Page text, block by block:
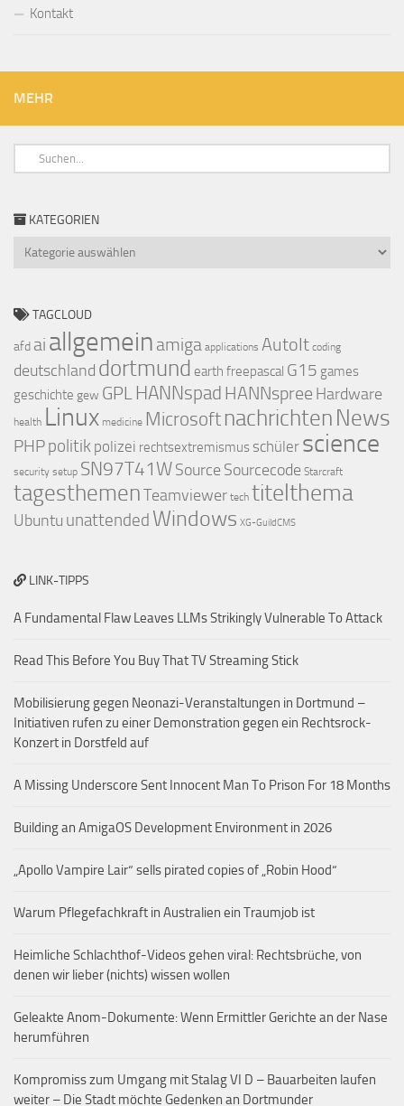
Kontakt
MEHR
KATEGORIEN
TAGCLOUD
afd ai allgemein amiga applications AutoIt coding
deutschland dortmund earth freepascal G15 games
geschichte gew GPL HANNspad HANNspree Hardware
health Linux medicine Microsoft nachrichten News
PHPpolitik polizei rechtsextremismus schüler science
security setup SN97T41WSource Sourcecode Starcraft
tagesthemenTeamviewer tech titelthema
Ubuntu unattended Windows XG-GuildCMS
LINK-TIPPS
A Fundamental Flaw Leaves LLMs Strikingly Vulnerable To Attack
Read This Before You Buy That TV Streaming Stick
Mobilisierung gegen Neonazi-Veranstaltungen in Dortmund –
Initiativen rufen zu einer Demonstration gegen ein Rechtsrock-
Konzert in Dorstfeld auf
A Missing Underscore Sent Innocent Man To Prison For 18 Months
Building an AmigaOS Development Environment in 2026
„Apollo Vampire Lair“ sells pirated copies of „Robin Hood“
Warum Pflegefachkraft in Australien ein Traumjob ist
Heimliche Schlachthof-Videos gehen viral: Rechtsbrüche, von
denen wir lieber (nichts) wissen wollen
Geleakte Anom-Dokumente: Wenn Ermittler Gerichte an der Nase
herumführen
Kompromiss zum Umgang mit Stalag VI D – Bauarbeiten laufen
weiter – Die Stadt möchte Gedenken an Dortmunder